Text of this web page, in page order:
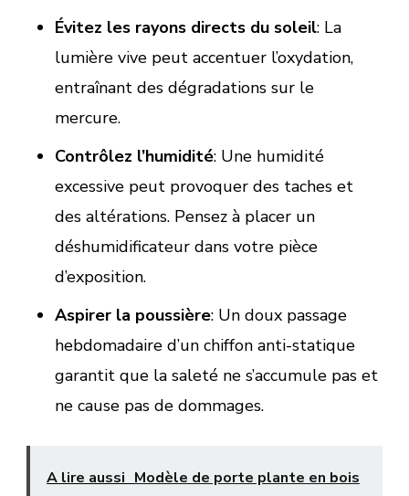
Évitez les rayons directs du soleil: La
lumière vive peut accentuer l’oxydation,
entraînant des dégradations sur le
mercure.
Contrôlez l’humidité: Une humidité
excessive peut provoquer des taches et
des altérations. Pensez à placer un
déshumidificateur dans votre pièce
d’exposition.
Aspirer la poussière: Un doux passage
hebdomadaire d’un chiffon anti-statique
garantit que la saleté ne s’accumule pas et
ne cause pas de dommages.
A lire aussi Modèle de porte plante en bois